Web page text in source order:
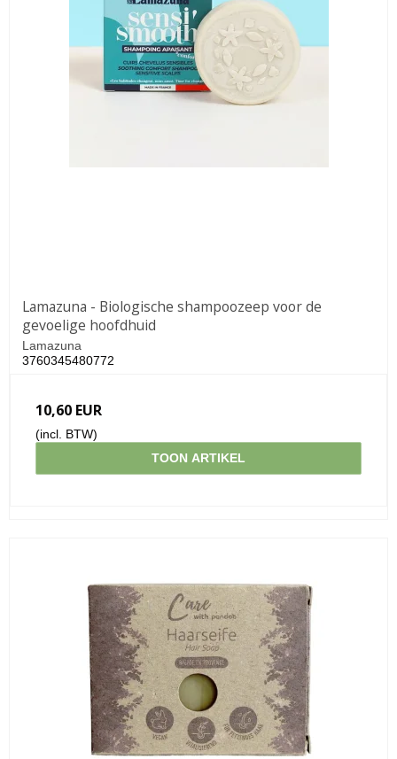
Lamazuna - Biologische shampoozeep voor de
gevoelige hoofdhuid
Lamazuna
3760345480772
10,60 EUR
(incl. BTW)
TOON ARTIKEL